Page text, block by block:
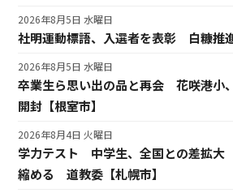
社明運動標語、入選者を表彰 白糠推
2026年8月5日 水曜日
卒業生ら思い出の品と再会 花咲港小
開封【根室市】
2026年8月5日 水曜日
学力テスト 中学生、全国との差拡大
縮める 道教委【札幌市】
2026年8月4日 火曜日